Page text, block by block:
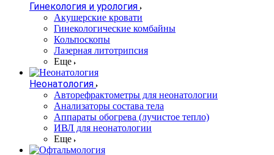
Гинекология и урология
Акушерские кровати
Гинекологические комбайны
Кольпоскопы
Лазерная литотрипсия
Еще
Неонатология
Авторефрактометры для неонатологии
Анализаторы состава тела
Аппараты обогрева (лучистое тепло)
ИВЛ для неонатологии
Еще